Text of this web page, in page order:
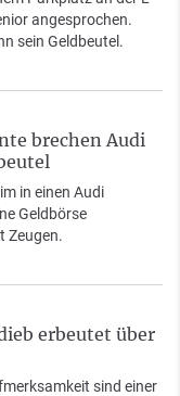
angesprochen.
sein Geldbeutel.
brechen Audi
in einen Audi
Geldbörse
Zeugen.
erbeutet über
sind einer